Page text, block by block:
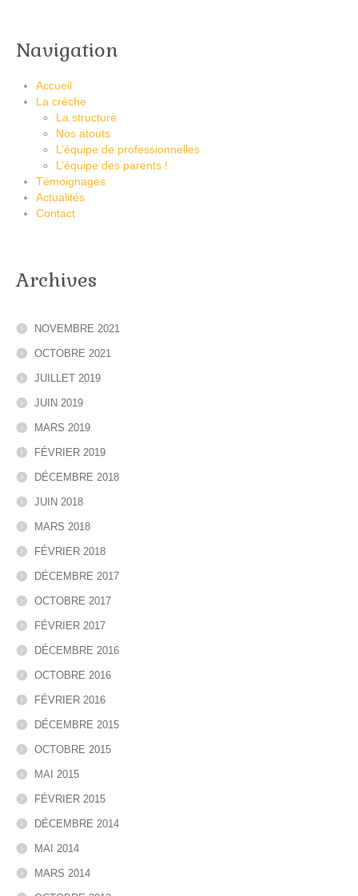
Navigation
Accueil
La crèche
La structure
Nos atouts
L’équipe de professionnelles
L’équipe des parents !
Témoignages
Actualités
Contact
Archives
NOVEMBRE 2021
OCTOBRE 2021
JUILLET 2019
JUIN 2019
MARS 2019
FÉVRIER 2019
DÉCEMBRE 2018
JUIN 2018
MARS 2018
FÉVRIER 2018
DÉCEMBRE 2017
OCTOBRE 2017
FÉVRIER 2017
DÉCEMBRE 2016
OCTOBRE 2016
FÉVRIER 2016
DÉCEMBRE 2015
OCTOBRE 2015
MAI 2015
FÉVRIER 2015
DÉCEMBRE 2014
MAI 2014
MARS 2014